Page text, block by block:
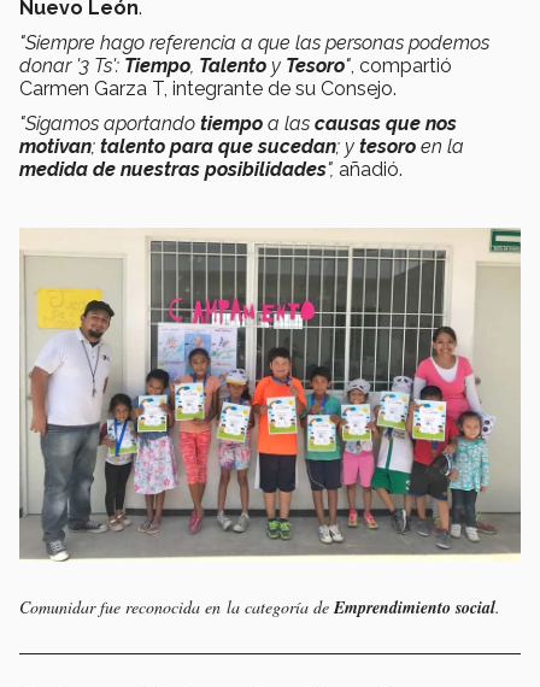
Nuevo León.
"Siempre hago referencia a que las personas podemos
donar '3 Ts': Tiempo Talento y Tesoro" , compartió
Carmen Garza T, integrante de su Consejo.
"Sigamos aportando tiempo a las causas que nos
motivan; talento para que sucedan; y tesoro en la
medida de nuestras posibilidades", añadió.
Comunidar fue reconocida en la categoría deEmprendimiento social.